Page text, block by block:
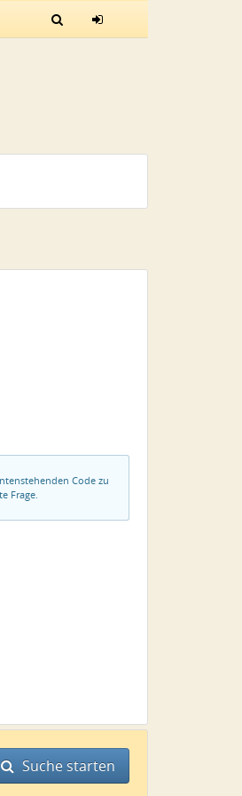
Code zu
Frage.
Suche starten